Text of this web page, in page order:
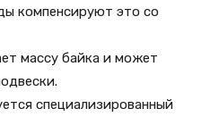
компенсируют это со
массу байка и может
специализированный